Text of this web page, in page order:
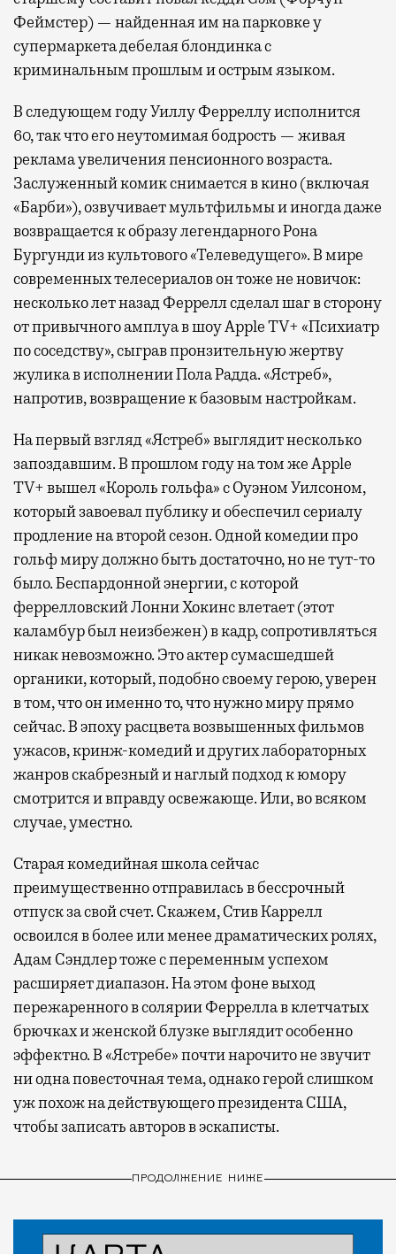
Феймстер) — найденная им на парковке у
супермаркета дебелая блондинка с
криминальным прошлым и острым языком.
В следующем году Уиллу Ферреллу исполнится
60, так что его неутомимая бодрость — живая
реклама увеличения пенсионного возраста.
Заслуженный комик снимается в кино (включая
«Барби»), озвучивает мультфильмы и иногда даже
возвращается к образу легендарного Рона
Бургунди из культового «Телеведущего». В мире
современных телесериалов он тоже не новичок:
несколько лет назад Феррелл сделал шаг в сторону
от привычного амплуа в шоу Apple TV+ «Психиатр
по соседству», сыграв пронзительную жертву
жулика в исполнении Пола Радда. «Ястреб»,
напротив, возвращение к базовым настройкам.
На первый взгляд «Ястреб» выглядит несколько
запоздавшим. В прошлом году на том же Apple
TV+ вышел «Король гольфа» с Оуэном Уилсоном,
который завоевал публику и обеспечил сериалу
продление на второй сезон. Одной комедии про
гольф миру должно быть достаточно, но не тут-то
было. Беспардонной энергии, с которой
феррелловский Лонни Хокинс влетает (этот
каламбур был неизбежен) в кадр, сопротивляться
никак невозможно. Это актер сумасшедшей
органики, который, подобно своему герою, уверен
в том, что он именно то, что нужно миру прямо
сейчас. В эпоху расцвета возвышенных фильмов
ужасов, кринж-комедий и других лабораторных
жанров скабрезный и наглый подход к юмору
смотрится и вправду освежающе. Или, во всяком
случае, уместно.
Старая комедийная школа сейчас
преимущественно отправилась в бессрочный
отпуск за свой счет. Скажем, Стив Каррелл
освоился в более или менее драматических ролях,
Адам Сэндлер тоже с переменным успехом
расширяет диапазон. На этом фоне выход
пережаренного в солярии Феррелла в клетчатых
брючках и женской блузке выглядит особенно
эффектно. В «Ястребе» почти нарочито не звучит
ни одна повесточная тема, однако герой слишком
уж похож на действующего президента США,
чтобы записать авторов в эскаписты.
ПРОДОЛЖЕНИЕ НИЖЕ